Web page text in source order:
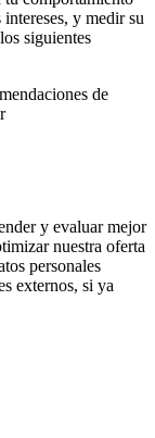
y medir su
siguientes
de
y evaluar mejor
nuestra oferta
personales
externos, si ya